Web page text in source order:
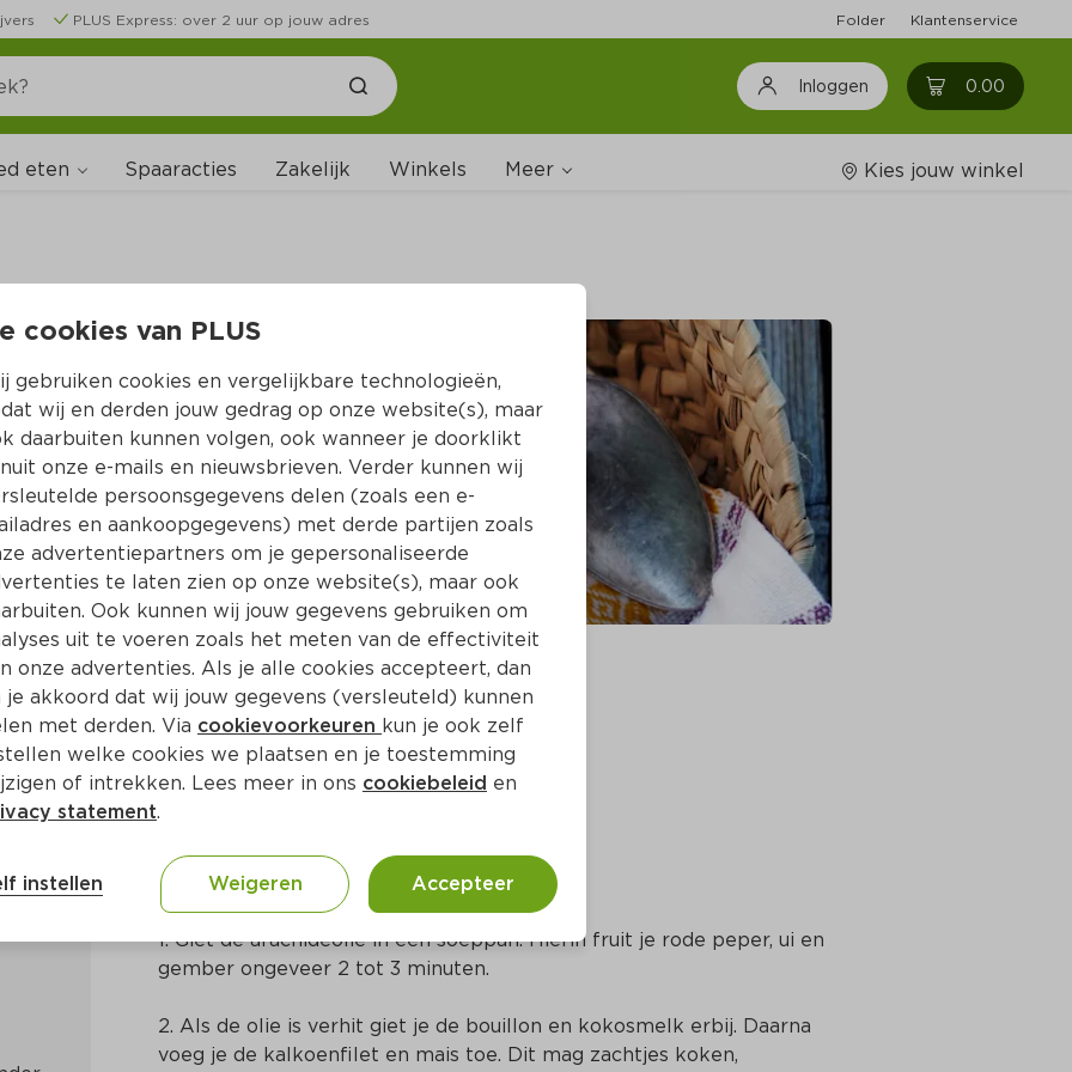
PLUS Express: over 2 uur op jouw adres Folder Klantenservice
Inloggen 0.00 0
eten Spaaracties Zakelijk Winkels Meer
Wijnshop
Boodschappenlijstjes
Kies jouw winkel
uit de Caraïben
35 Min Centraal-Amerikaans
Bereidingswijze
1. Giet de arachideolie in een soeppan. Hierin fruit je rode peper, ui en
gember ongeveer 2 tot 3 minuten.
2. Als de olie is verhit giet je de bouillon en kokosmelk erbij. Daarna
voeg je de kalkoenfilet en mais toe. Dit mag zachtjes koken,
cookies van PLUS
gebruiken cookies en vergelijkbare technologieën,
wij en derden jouw gedrag op onze website(s), maar
daarbuiten kunnen volgen, ook wanneer je doorklikt
onze e-mails en nieuwsbrieven. Verder kunnen wij
persoonsgegevens delen (zoals een e-
en aankoopgegevens) met derde partijen zoals
advertentiepartners om je gepersonaliseerde
te laten zien op onze website(s), maar ook
Ook kunnen wij jouw gegevens gebruiken om
uit te voeren zoals het meten van de effectiviteit
onze advertenties. Als je alle cookies accepteert, dan
je akkoord dat wij jouw gegevens (versleuteld) kunnen
met derden. Via cookievoorkeuren kun je ook zelf
welke cookies we plaatsen en je toestemming
of intrekken. Lees meer in ons cookiebeleid en
statement.
instellen Weigeren Accepteer